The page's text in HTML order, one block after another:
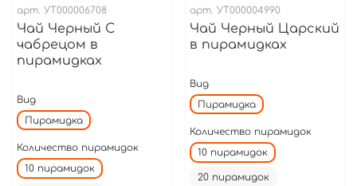
арт. УТ000006708
Чай Черный С
чабрецом в
пирамидках
Вид
Пирамидка
Количество пирамидок
10 пирамидок
арт. УТ000004990
Чай Черный Царский
в пирамидках
Вид
Пирамидка
Количество пирамидок
10 пирамидок
20 пирамидок